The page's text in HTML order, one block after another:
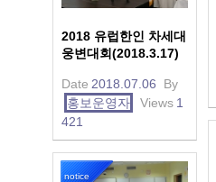
2018 유럽한인 차세대
웅변대회(2018.3.17)
Date 2018.07.06
By
홍보운영자
Views 1
421
notice